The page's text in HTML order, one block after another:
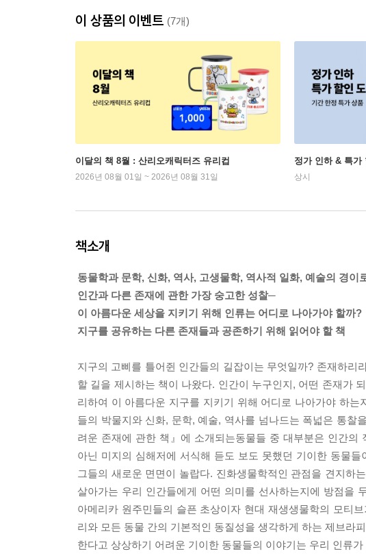
이 상품의 이벤트 (7개)
이달의 책 8월 : 산리오캐릭터즈 유리컵
2026년 08월 01일 ~ 2026년 08월 31일
정가 인하 & 특가
상시
책소개
동물학과 문학, 신화, 역사, 고생물학, 역사적 일화, 예술의 경이
인간과 다른 존재에 관한 가장 숭고한 성찰─
이 아름다운 세상을 지키기 위해 인류는 어디로 나아가야 할까?
지구를 공유하는 다른 존재들과 공존하기 위해 읽어야 할 책
지구의 고삐를 틀어쥔 인간들의 길잡이는 무엇일까? 존재하
할 길을 제시하는 책이 나왔다. 인간이 누구인지, 어떤 존재가
리하여 이 아름다운 지구를 지키기 위해 어디로 나아가야 하
들의 박물지와 신화, 문학, 예술, 역사를 넘나드는 폭넓은 통
려운 존재에 관한 책』에 소개되는동물들 중 대부분은 인간의
아닌 미지의 심해저에 서식해 듣도 보도 못했던 기이한 동물
그들의 새로운 면면이 놀랍다. 진화생물학적인 관점을 견지하
살아가는 우리 인간들에게 어떤 의미를 선사하는지에 방점을
아메리카 원주민들의 슬픈 초상이자 현대 재생생물학의 모티
리와 모든 동물 간의 기본적인 동질성을 생각하게 하는 제브라
한다고 상상하기 어려운 기이한 동물들의 이야기는 우리 인류